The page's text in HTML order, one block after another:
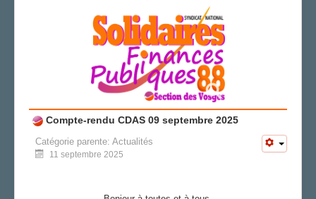
Compte-rendu CDAS 09 septembre 2025
Catégorie parente: Actualités
11 septembre 2025